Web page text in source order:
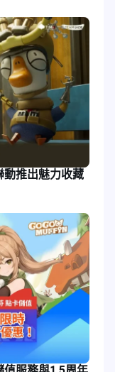
動推出魅力收藏